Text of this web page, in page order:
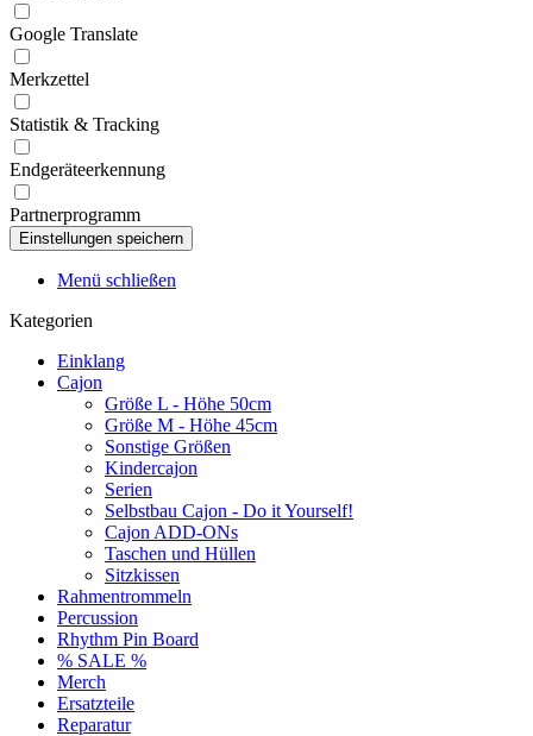
Google Translate
Merkzettel
Statistik & Tracking
Endgeräteerkennung
Partnerprogramm
Menü schließen
Kategorien
Einklang
Cajon
Größe L - Höhe 50cm
Größe M - Höhe 45cm
Sonstige Größen
Kindercajon
Serien
Selbstbau Cajon - Do it Yourself!
Cajon ADD-ONs
Taschen und Hüllen
Sitzkissen
Rahmentrommeln
Percussion
Rhythm Pin Board
% SALE %
Merch
Ersatzteile
Reparatur